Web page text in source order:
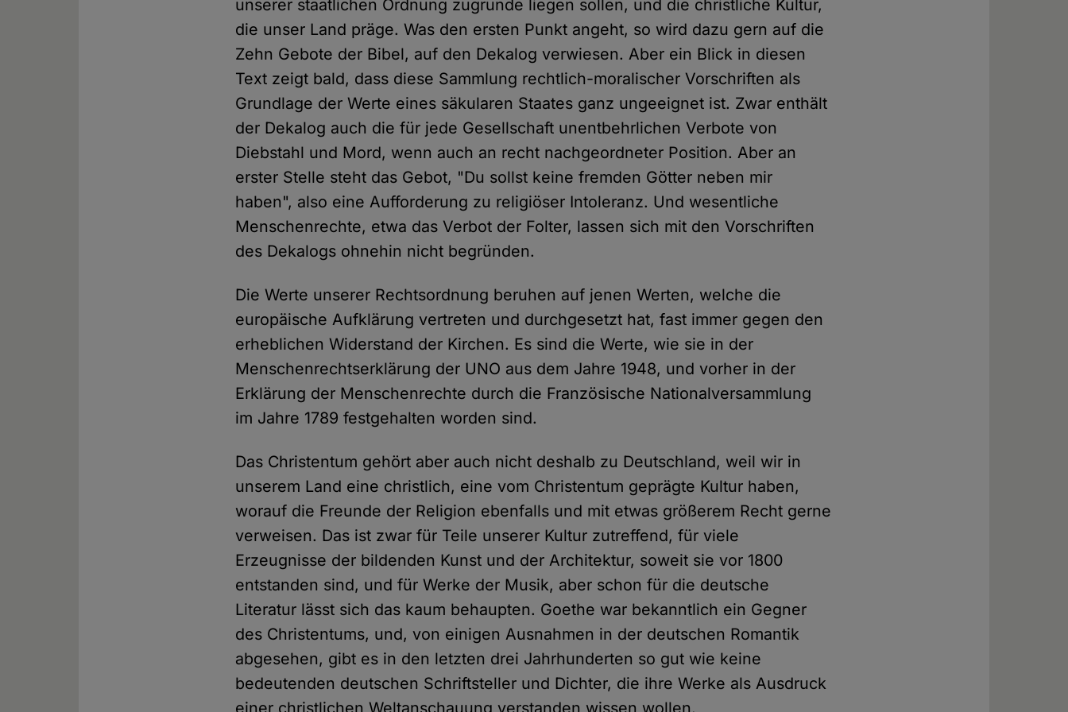
unserer staatlichen Ordnung zugrunde liegen sollen, und die christliche Kultur,
die unser Land präge. Was den ersten Punkt angeht, so wird dazu gern auf die
Zehn Gebote der Bibel, auf den Dekalog verwiesen. Aber ein Blick in diesen
Text zeigt bald, dass diese Sammlung rechtlich-moralischer Vorschriften als
Grundlage der Werte eines säkularen Staates ganz ungeeignet ist. Zwar enthält
der Dekalog auch die für jede Gesellschaft unentbehrlichen Verbote von
Diebstahl und Mord, wenn auch an recht nachgeordneter Position. Aber an
erster Stelle steht das Gebot, "Du sollst keine fremden Götter neben mir
haben", also eine Aufforderung zu religiöser Intoleranz. Und wesentliche
Menschenrechte, etwa das Verbot der Folter, lassen sich mit den Vorschriften
des Dekalogs ohnehin nicht begründen.
Die Werte unserer Rechtsordnung beruhen auf jenen Werten, welche die
europäische Aufklärung vertreten und durchgesetzt hat, fast immer gegen den
erheblichen Widerstand der Kirchen. Es sind die Werte, wie sie in der
Menschenrechtserklärung der UNO aus dem Jahre 1948, und vorher in der
Erklärung der Menschenrechte durch die Französische Nationalversammlung
im Jahre 1789 festgehalten worden sind.
Das Christentum gehört aber auch nicht deshalb zu Deutschland, weil wir in
unserem Land eine christlich, eine vom Christentum geprägte Kultur haben,
worauf die Freunde der Religion ebenfalls und mit etwas größerem Recht gerne
verweisen. Das ist zwar für Teile unserer Kultur zutreffend, für viele
Erzeugnisse der bildenden Kunst und der Architektur, soweit sie vor 1800
entstanden sind, und für Werke der Musik, aber schon für die deutsche
Literatur lässt sich das kaum behaupten. Goethe war bekanntlich ein Gegner
des Christentums, und, von einigen Ausnahmen in der deutschen Romantik
abgesehen, gibt es in den letzten drei Jahrhunderten so gut wie keine
bedeutenden deutschen Schriftsteller und Dichter, die ihre Werke als Ausdruck